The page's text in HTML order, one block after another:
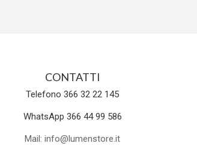
CONTATTI
Telefono 366 32 22 145
WhatsApp 366 44 99 586
Mail: info@lumenstore.it